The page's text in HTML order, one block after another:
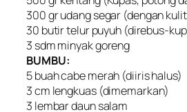
300 gr udang segar (dengan
30 butir telur puyuh (direbus-
3 sdm minyak goreng
BUMBU:
5 buah cabe merah (diiris halus)
3 cm lengkuas (dimemarkan)
3 lembar daun salam